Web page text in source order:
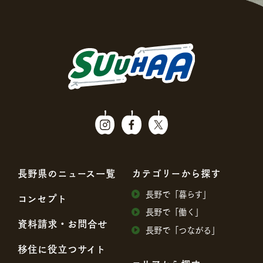
⻑野県のニュース⼀覧
コンセプト
資料請求・お問合せ
移住に役⽴つサイト
カテゴリーから探す
⻑野で「暮らす」
⻑野で「働く」
⻑野で「つながる」